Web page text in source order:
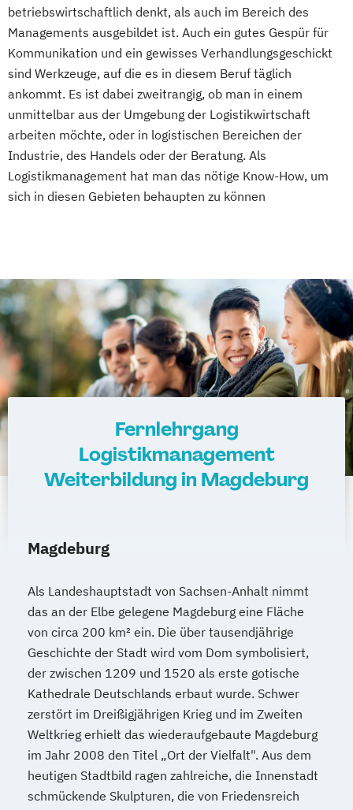
betriebswirtschaftlich denkt, als auch im Bereich des
Managements ausgebildet ist. Auch ein gutes Gespür für
Kommunikation und ein gewisses Verhandlungsgeschickt
sind Werkzeuge, auf die es in diesem Beruf täglich
ankommt. Es ist dabei zweitrangig, ob man in einem
unmittelbar aus der Umgebung der Logistikwirtschaft
arbeiten möchte, oder in logistischen Bereichen der
Industrie, des Handels oder der Beratung. Als
Logistikmanagement hat man das nötige Know-How, um
sich in diesen Gebieten behaupten zu können
Fernlehrgang
Logistikmanagement
Weiterbildung in Magdeburg
Magdeburg
Als Landeshauptstadt von Sachsen-Anhalt nimmt
das an der Elbe gelegene Magdeburg eine Fläche
von circa 200 km² ein. Die über tausendjährige
Geschichte der Stadt wird vom Dom symbolisiert,
der zwischen 1209 und 1520 als erste gotische
Kathedrale Deutschlands erbaut wurde. Schwer
zerstört im Dreißigjährigen Krieg und im Zweiten
Weltkrieg erhielt das wiederaufgebaute Magdeburg
im Jahr 2008 den Titel „Ort der Vielfalt". Aus dem
heutigen Stadtbild ragen zahlreiche, die Innenstadt
schmückende Skulpturen, die von Friedensreich